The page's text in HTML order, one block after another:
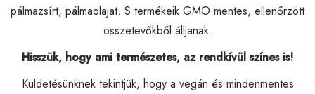
pálmazsírt, pálmaolajat. S termékeik GMO mentes, ellenőrzött
összetevőkből álljanak.
Hisszük, hogy ami természetes, az rendkívül színes is!
Küldetésünknek tekintjük, hogy a vegán és mindenmentes